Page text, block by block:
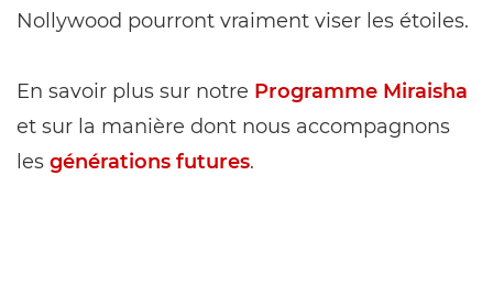
Nollywood pourront vraiment viser les étoiles.
En savoir plus sur notre Programme Miraisha
et sur la manière dont nous accompagnons
les générations futures.